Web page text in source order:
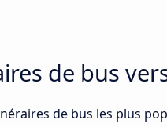
de bus
de bus les plus